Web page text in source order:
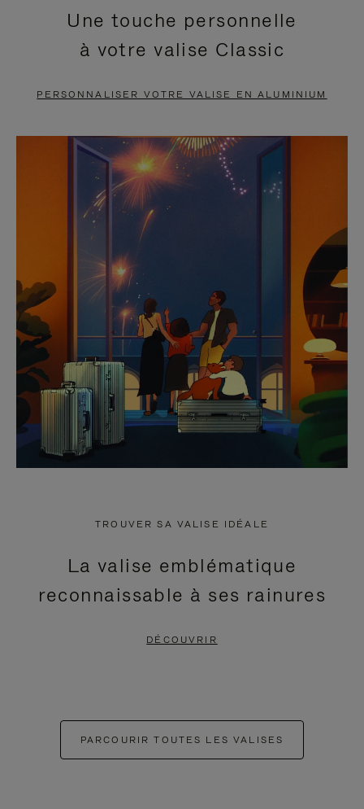
EN
PAUSE,
APPUYEZ
POUR
METTRE
PAUSE
VIDÉO
EST
DÉSACTIVÉ.
CLIQUER
POUR
RÉACTIVER
LE
SON
Une touche personnelle
à votre valise Classic
PERSONNALISER VOTRE VALISE EN ALUMINIUM
TROUVER SA VALISE IDÉALE
La valise emblématique
reconnaissable à ses rainures
DÉCOUVRIR
PARCOURIR TOUTES LES VALISES